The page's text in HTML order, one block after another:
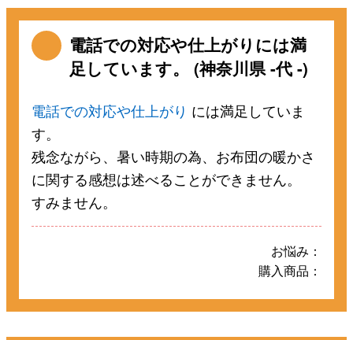
電話での対応や仕上がりには満
足しています。 (神奈川県 -代 -)
電話での対応や仕上がり には満足していま
す。
残念ながら、暑い時期の為、お布団の暖かさ
に関する感想は述べることができません。
すみません。
お悩み：
購入商品：